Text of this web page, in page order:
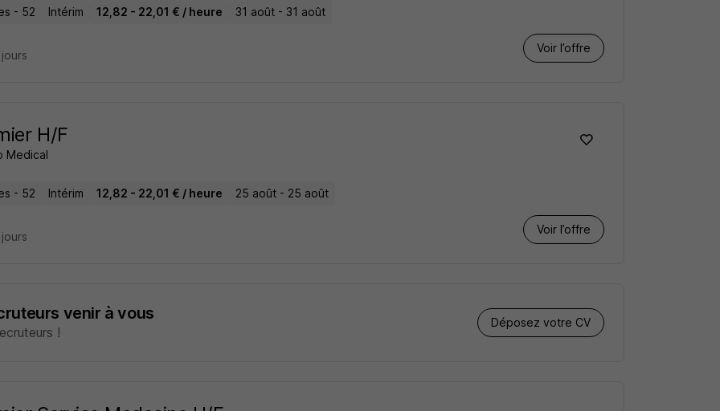
- 52 Intérim 12,82 - 22,01 € / heure 31 août - 31 août
Voir l’offre
H/F
Medical
- 52 Intérim 12,82 - 22,01 € / heure 25 août - 25 août
Voir l’offre
venir à vous
!
Déposez votre CV